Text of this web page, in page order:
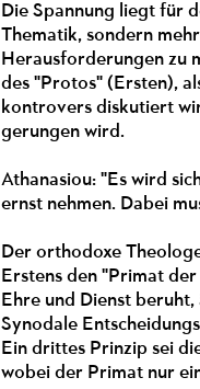
Die Spannung liegt für
Thematik, sondern
Herausforderungen zu
des "Protos" (Ersten),
kontrovers diskutiert
gerungen wird.
Athanasiou: "Es wird
ernst nehmen. Dabei
Der orthodoxe
Erstens den "Primat
Ehre und Dienst
Synodale
Ein drittes Prinzip sei
wobei der Primat nur